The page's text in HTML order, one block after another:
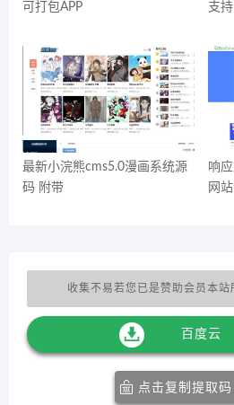
可打包APP
支持
最新小浣熊cms5.0漫画系统源
码 附带
响
网
收集不易若您已是赞助会员本
百度云
点击复制提取